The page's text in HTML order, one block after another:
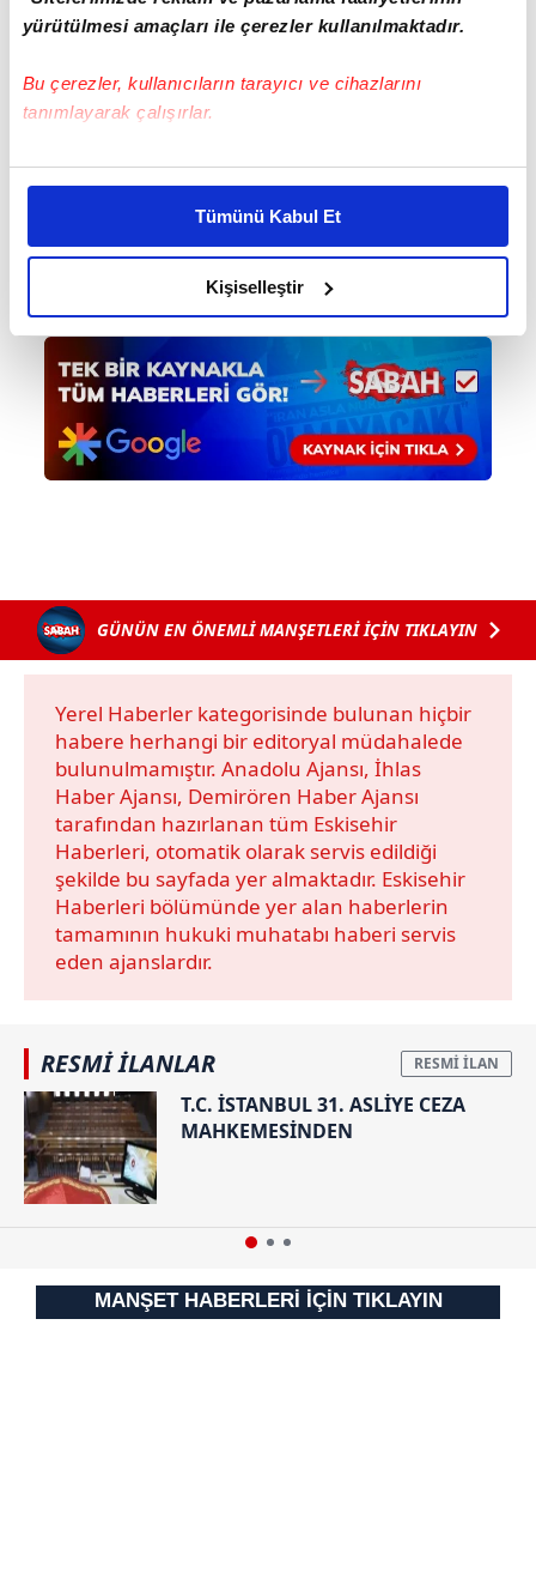
yürütülmesi amaçları ile çerezler kullanılmaktadır.
Bu çerezler, kullanıcıların tarayıcı ve cihazlarını
tanımlayarak çalışırlar.
Bu çerezlere izin vermeniz halinde sizlere özel
daha iyi reklam deneyimi yaşatabiliriz. Bunu yaparken
amacımızın size daha iyi bir reklam deneyimi sunmak
olduğunu ve sizlere en iyi içerikleri sunabilmek adına
elimizden gelen çabayı gösterdiğimizi ve bu noktada,
reklamların maliyetlerimizi karşılamak noktasında tek gelir
kalemimiz olduğunu sizlere hatırlatmak isteriz.
Her halükârda, kullanıcılar, bu çerezlere izin vermedikleri
takdirde, kullanıcılara hedefli reklamlar
gösterilmeyecektir."
kullanılmaktadır. Bu çerezler vasıtasıyla çeşitli kişisel
verileriniz işlenmekte olup gerekli olan çerezler bilgi
toplumu hizmetlerinin sunulması amacıyla
kılınması ve kişiselleştirilmesi ve sizlere yönelik
reklam/pazarlama faaliyetlerinin yapılması, amaçlarıyla
sınırlı olarak açık rızanız dahilinde kullanılacaktır.
Çerezlere ilişkin tercihlerinizi aşağıda yer alan panel
vasıtasıyla belirleyebilirsiniz. Çerezlere ilişkin detaylı bilgi
için Ayarlar butonuna tıklayabilir,Çerez Bilgilendirme
Metnimiziziyaret edebilirsiniz.
6698 sayılı Kişisel Verilerin Korunması Kanunu uyarınca
hazırlanmış Aydınlatma Metnimizi okumak ve sitemizde
almak için lütfentıklayınız
Tümünü Kabul Et
Kişiselleştir
GÜNÜN EN ÖNEMLİ MANŞETLERİ İÇİN TIKLAYIN
Yerel Haberler kategorisinde bulunan hiçbir
habere herhangi bir editoryal müdahalede
bulunulmamıştır. Anadolu Ajansı, İhlas
Haber Ajansı, Demirören Haber Ajansı
tarafından hazırlanan tüm Eskisehir
Haberleri, otomatik olarak servis edildiği
şekilde bu sayfada yer almaktadır. Eskisehir
Haberleri bölümünde yer alan haberlerin
tamamının hukuki muhatabı haberi servis
eden ajanslardır.
RESMİ İLANLAR
T.C. İSTANBUL 31. ASLİYE CEZA
MAHKEMESİNDEN
MANŞET HABERLERİ İÇİN TIKLAYIN